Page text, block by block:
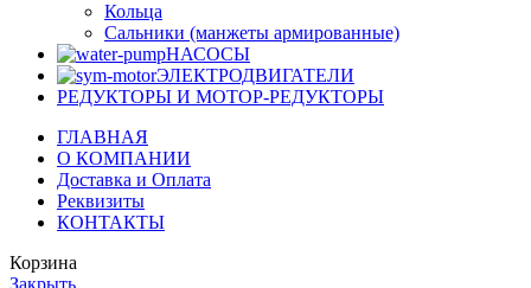
Кольца
Сальники (манжеты армированные)
НАСОСЫ
ЭЛЕКТРОДВИГАТЕЛИ
РЕДУКТОРЫ И МОТОР-РЕДУКТОРЫ
ГЛАВНАЯ
О КОМПАНИИ
Доставка и Оплата
Реквизиты
КОНТАКТЫ
Корзина
Закрыть